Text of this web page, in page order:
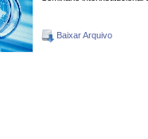
Baixar Arquivo